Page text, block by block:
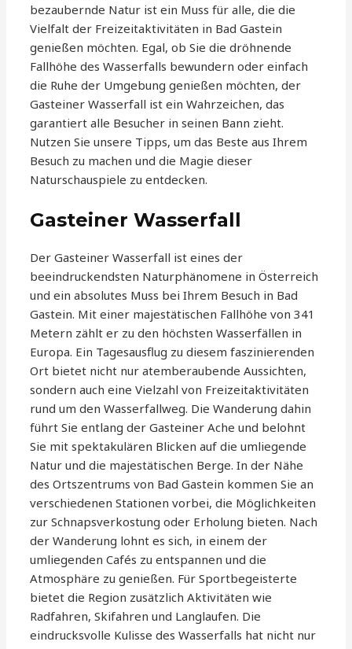
bezaubernde Natur ist ein Muss für alle, die die
Vielfalt der Freizeitaktivitäten in Bad Gastein
genießen möchten. Egal, ob Sie die dröhnende
Fallhöhe des Wasserfalls bewundern oder einfach
die Ruhe der Umgebung genießen möchten, der
Gasteiner Wasserfall ist ein Wahrzeichen, das
garantiert alle Besucher in seinen Bann zieht.
Nutzen Sie unsere Tipps, um das Beste aus Ihrem
Besuch zu machen und die Magie dieser
Naturschauspiele zu entdecken.
Gasteiner Wasserfall
Der Gasteiner Wasserfall ist eines der
beeindruckendsten Naturphänomene in Österreich
und ein absolutes Muss bei Ihrem Besuch in Bad
Gastein. Mit einer majestätischen Fallhöhe von 341
Metern zählt er zu den höchsten Wasserfällen in
Europa. Ein Tagesausflug zu diesem faszinierenden
Ort bietet nicht nur atemberaubende Aussichten,
sondern auch eine Vielzahl von Freizeitaktivitäten
rund um den Wasserfallweg. Die Wanderung dahin
führt Sie entlang der Gasteiner Ache und belohnt
Sie mit spektakulären Blicken auf die umliegende
Natur und die majestätischen Berge. In der Nähe
des Ortszentrums von Bad Gastein kommen Sie an
verschiedenen Stationen vorbei, die Möglichkeiten
zur Schnapsverkostung oder Erholung bieten. Nach
der Wanderung lohnt es sich, in einem der
umliegenden Cafés zu entspannen und die
Atmosphäre zu genießen. Für Sportbegeisterte
bietet die Region zusätzlich Aktivitäten wie
Radfahren, Skifahren und Langlaufen. Die
eindrucksvolle Kulisse des Wasserfalls hat nicht nur